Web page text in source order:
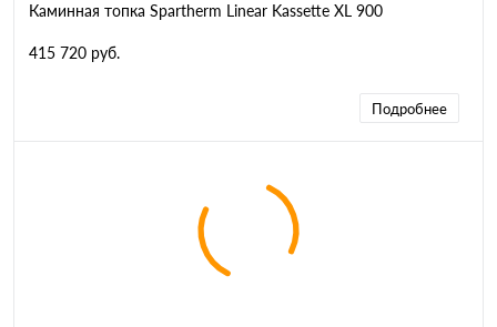
Каминная топка Spartherm Linear Kassette XL 900
415 720 руб.
Подробнее